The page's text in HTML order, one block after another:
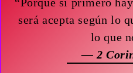
será acepta según lo
lo que
— 2